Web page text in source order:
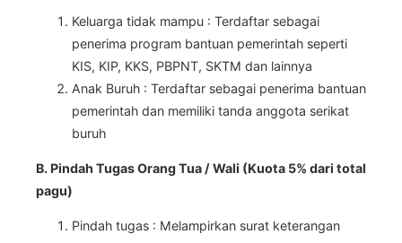
Keluarga tidak mampu : Terdaftar sebagai
penerima program bantuan pemerintah seperti
KIS, KIP, KKS, PBPNT, SKTM dan lainnya
Anak Buruh : Terdaftar sebagai penerima bantuan
pemerintah dan memiliki tanda anggota serikat
buruh
B. Pindah Tugas Orang Tua / Wali (Kuota 5% dari total
pagu)
Pindah tugas : Melampirkan surat keterangan